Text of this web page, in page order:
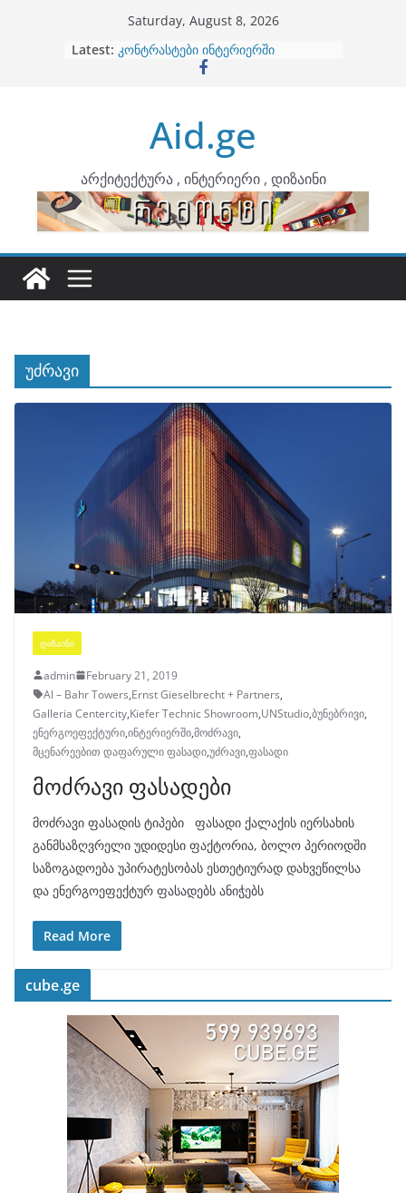
Saturday, August 8, 2026
Latest: ბინების გაერთიანება
კონტრასტები ინტერიერში
ინტერიერის დიზიანი
არტემიდი წარმოგიდგენთ
Aid.ge
არქიტექტურა , ინტერიერი , დიზაინი
უძრავი
ᲓᲘᲖᲐᲘᲜᲘ
admin
February 21, 2019
Al – Bahr Towers,Ernst Gieselbrecht + Partners,
Galleria Centercity,Kiefer Technic Showroom,UNStudio,ბუნებრივი,
ენერგოეფექტური,ინტერიერში,მოძრავი,
მცენარეებით დაფარული ფასადი,უძრავი,ფასადი
მოძრავი ფასადები
მოძრავი ფასადის ტიპები ფასადი ქალაქის იერსახის
განმსაზღვრელი უდიდესი ფაქტორია, ბოლო პერიოდში
საზოგადოება უპირატესობას ესთეტიურად დახვეწილსა
და ენერგოეფექტურ ფასადებს ანიჭებს
Read More
cube.ge